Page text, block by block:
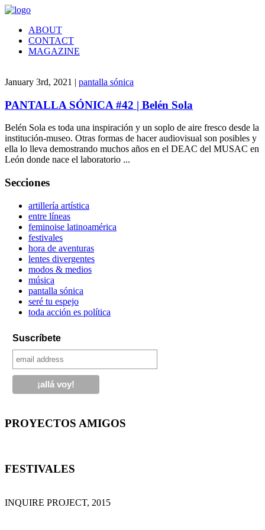
ABOUT
CONTACT
MAGAZINE
January 3rd, 2021 | pantalla sónica
PANTALLA SÓNICA #42 | Belén Sola
Belén Sola es toda una inspiración y un soplo de aire fresco desde la
institución-museo. Otras formas de hacer audiovisual son posibles y
ella lo lleva demostrando muchos años en el DEAC del MUSAC en
León donde nace el laboratorio ...
Secciones
artillería artística
entre líneas
feminoise latinoamérica
festivales
hora de aventuras
lentes divergentes
modos & medios
música
pantalla sónica
seré tu espejo
toda acción es política
Suscríbete
PROYECTOS AMIGOS
FESTIVALES
INQUIRE PROJECT, 2015